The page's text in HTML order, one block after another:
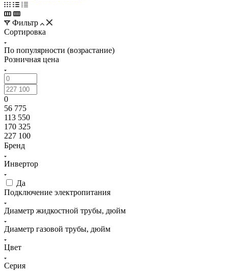
Фильтр
Сортировка
По популярности (возрастание)
Розничная цена
0
56 775
113 550
170 325
227 100
Бренд
Инвертор
Да
Подключение электропитания
Диаметр жидкостной трубы, дюйм
Диаметр газовой трубы, дюйм
Цвет
Серия